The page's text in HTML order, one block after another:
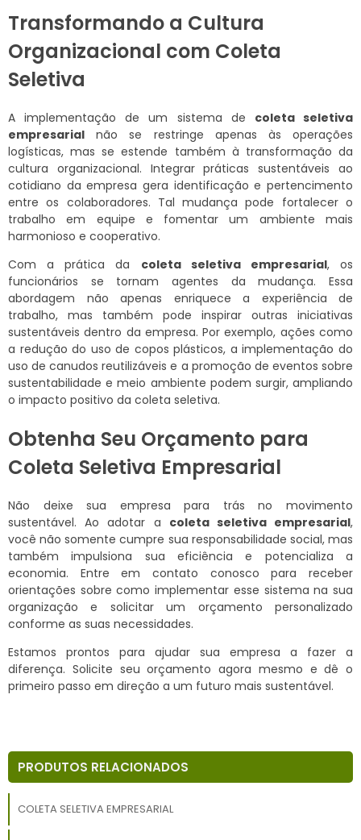
Transformando a Cultura
Organizacional com Coleta
Seletiva
A implementação de um sistema de coleta seletiva
empresarial não se restringe apenas às operações
logísticas, mas se estende também à transformação da
cultura organizacional. Integrar práticas sustentáveis ao
cotidiano da empresa gera identificação e pertencimento
entre os colaboradores. Tal mudança pode fortalecer o
trabalho em equipe e fomentar um ambiente mais
harmonioso e cooperativo.
Com a prática da coleta seletiva empresarial, os
funcionários se tornam agentes da mudança. Essa
abordagem não apenas enriquece a experiência de
trabalho, mas também pode inspirar outras iniciativas
sustentáveis dentro da empresa. Por exemplo, ações como
a redução do uso de copos plásticos, a implementação do
uso de canudos reutilizáveis e a promoção de eventos sobre
sustentabilidade e meio ambiente podem surgir, ampliando
o impacto positivo da coleta seletiva.
Obtenha Seu Orçamento para
Coleta Seletiva Empresarial
Não deixe sua empresa para trás no movimento
sustentável. Ao adotar a coleta seletiva empresarial,
você não somente cumpre sua responsabilidade social, mas
também impulsiona sua eficiência e potencializa a
economia. Entre em contato conosco para receber
orientações sobre como implementar esse sistema na sua
organização e solicitar um orçamento personalizado
conforme as suas necessidades.
Estamos prontos para ajudar sua empresa a fazer a
diferença. Solicite seu orçamento agora mesmo e dê o
primeiro passo em direção a um futuro mais sustentável.
PRODUTOS RELACIONADOS
COLETA SELETIVA EMPRESARIAL